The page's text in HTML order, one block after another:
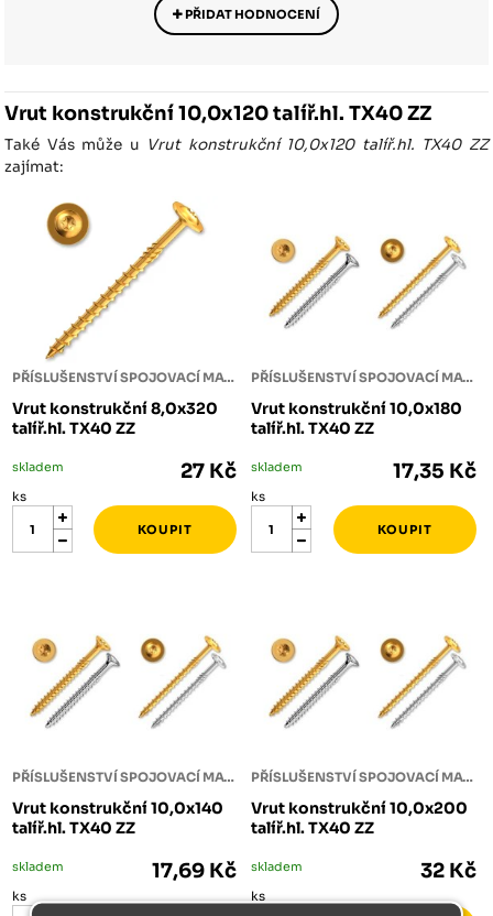
PŘIDAT HODNOCENÍ
Vrut konstrukční 10,0x120 talíř.hl. TX40 ZZ
Také Vás může u Vrut konstrukční 10,0x120 talíř.hl. TX40 ZZ
zajímat:
PŘÍSLUŠENSTVÍ SPOJOVACÍ MATERIÁL
Vrut konstrukční 8,0x320
talíř.hl. TX40 ZZ
skladem 27 Kč
ks
PŘÍSLUŠENSTVÍ SPOJOVACÍ MATERIÁL
Vrut konstrukční 10,0x180
talíř.hl. TX40 ZZ
skladem 17,35 Kč
ks
PŘÍSLUŠENSTVÍ SPOJOVACÍ MATERIÁL
Vrut konstrukční 10,0x140
talíř.hl. TX40 ZZ
skladem 17,69 Kč
ks
PŘÍSLUŠENSTVÍ SPOJOVACÍ MATERIÁL
Vrut konstrukční 10,0x200
talíř.hl. TX40 ZZ
skladem 32 Kč
ks